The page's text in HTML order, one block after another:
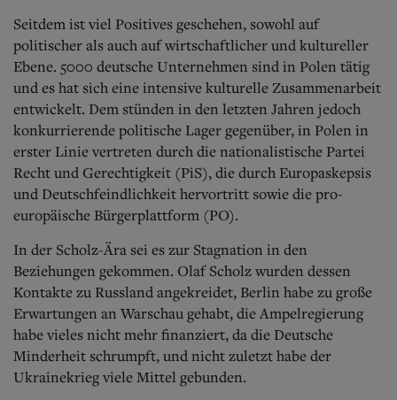
Seitdem ist viel Positives geschehen, sowohl auf
politischer als auch auf wirtschaftlicher und kultureller
Ebene. 5000 deutsche Unternehmen sind in Polen tätig
und es hat sich eine intensive kulturelle Zusammenarbeit
entwickelt. Dem stünden in den letzten Jahren jedoch
konkurrierende politische Lager gegenüber, in Polen in
erster Linie vertreten durch die nationalistische Partei
Recht und Gerechtigkeit (PiS), die durch Europaskepsis
und Deutschfeindlichkeit hervortritt sowie die pro-
europäische Bürgerplattform (PO).
In der Scholz-Ära sei es zur Stagnation in den
Beziehungen gekommen. Olaf Scholz wurden dessen
Kontakte zu Russland angekreidet, Berlin habe zu große
Erwartungen an Warschau gehabt, die Ampelregierung
habe vieles nicht mehr finanziert, da die Deutsche
Minderheit schrumpft, und nicht zuletzt habe der
Ukrainekrieg viele Mittel gebunden.